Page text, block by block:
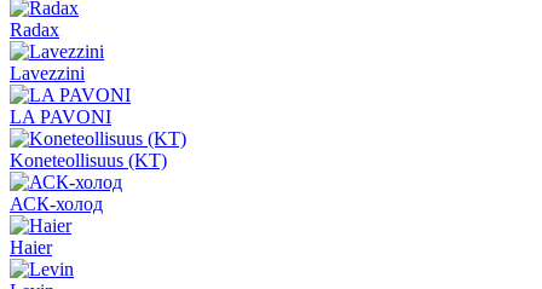
Radax
Lavezzini
LA PAVONI
Koneteollisuus (KT)
АСК-холод
Haier